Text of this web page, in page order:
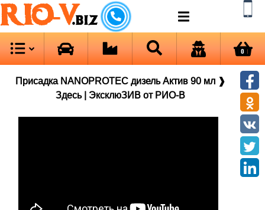
RIO-V.biz
0
Присадка NANOPROTEC дизель Актив 90 мл ❱
Здесь | ЭксклюЗИВ от РИО-В